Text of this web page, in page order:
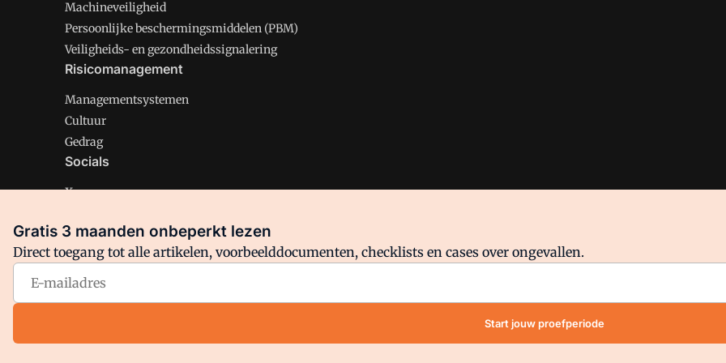
Machineveiligheid
Persoonlijke beschermingsmiddelen (PBM)
Veiligheids- en gezondheidssignalering
Risicomanagement
Managementsystemen
Cultuur
Gedrag
Socials
X
Facebook
Arbo is onderdeel van VMN media. Lees inons manifestwaar VMN media voor staat. Op gebruik van deze site zijn de
Gratis 3 maanden onbeperkt lezen
Direct toegang tot alle artikelen, voorbeelddocumenten, checklists en cases over ongevallen.
Start jouw proefperiode